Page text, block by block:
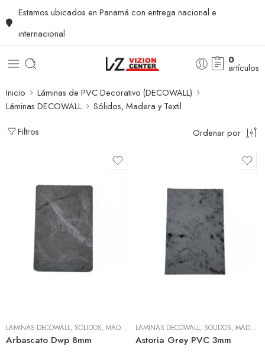
Estamos ubicados en Panamá con entrega nacional e
internacional
0
artículos
Inicio
Láminas de PVC Decorativo (DECOWALL)
Láminas DECOWALL
Sólidos, Madera y Textil
Filtros Ordenar por
LÁMINAS DECOWALL, SÓLIDOS, MADERA Y TEXTIL
Arbascato Dwp 8mm
LÁMINAS DECOWALL, SÓLIDOS, MADERA Y TEXTIL
Astoria Grey PVC 3mm